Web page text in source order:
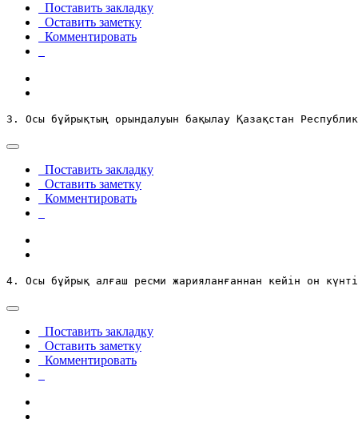
Поставить закладку
Оставить заметку
Комментировать
3. Осы бұйрықтың орындалуын бақылау Қазақстан
Поставить закладку
Оставить заметку
Комментировать
4. Осы бұйрық алғаш ресми жарияланғаннан кейiн он
Поставить закладку
Оставить заметку
Комментировать